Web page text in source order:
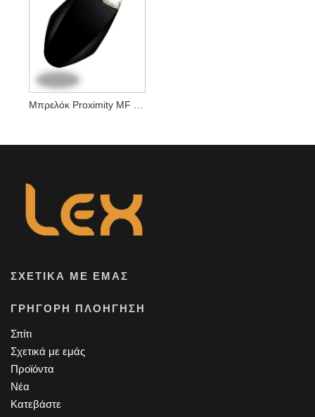
ΣΧΕΤΙΚΆ ΜΕ ΕΜΆΣ
ΓΡΉΓΟΡΗ ΠΛΟΉΓΗΣΗ
Σπίτι
Σχετικά με εμάς
Προϊόντα
Νέα
Κατεβάστε